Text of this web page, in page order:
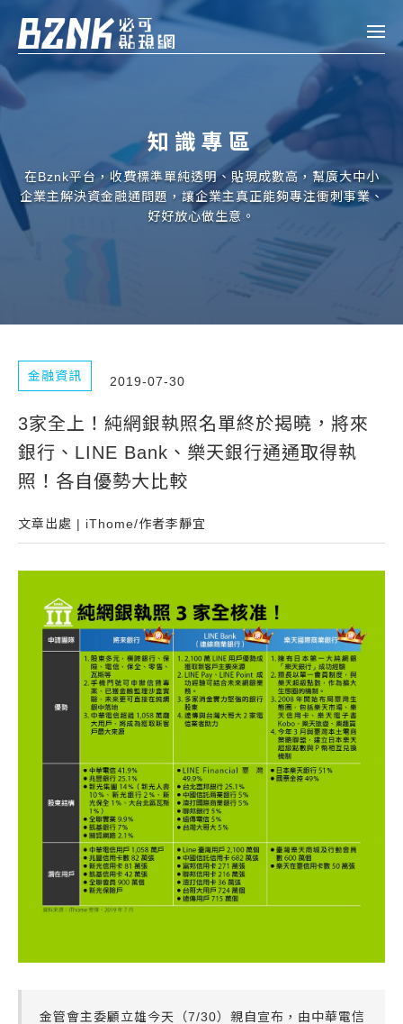
Bznk 必可貼現網
申貸
企業融資
房屋副擔保融資
常見問題
帳款轉讓
房屋副擔保融資
平台操作
知識專區
平台介紹
註冊 登入
知識專區
在Bznk平台，收費標準單純透明、貼現成數高，幫廣大中小
企業主解決資金融通問題，讓企業主真正能夠專注衝刺事業、
好好放心做生意。
金融資訊 2019-07-30
3家全上！純網銀執照名單終於揭曉，將來
銀行、LINE Bank、樂天銀行通通取得執
照！各自優勢大比較
文章出處 | iThome/作者李靜宜
金管會主委顧立雄今天（7/30）親自宣布，由中華電信